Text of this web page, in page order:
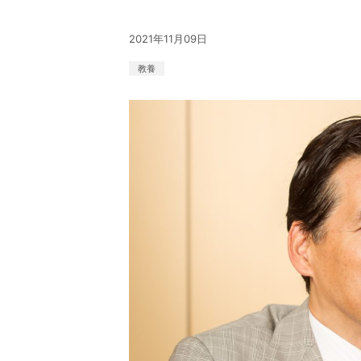
2021年11月09日
教養